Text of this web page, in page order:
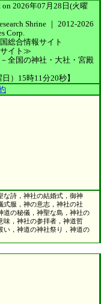
on 2026年07月28日(火曜
Shrine ｜ 2012-2026
Corp.
総合情報サイト
イト≫
－全国の神社・大社・宮殿
）15時11分20秒】
な詩，神社の結婚式，御神
式服，神の意志，神社の社
道の秘儀，神聖な島，神社の
味，神社の参拝者，神道哲
い，神道の神社祭り，神道の